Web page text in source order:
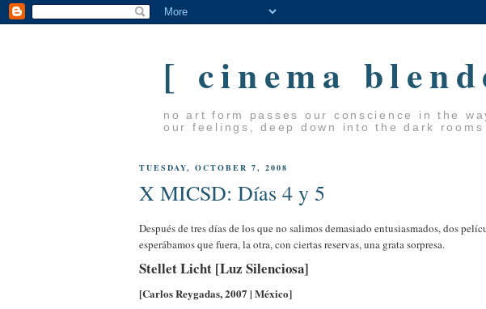
[ cinema
no art form passes our conscience in the
our feelings, deep down into the dark
TUESDAY, OCTOBER 7, 2008
X MICSD: Días 4 y 5
Después de tres días de los que no salimos demasiado entusiasmados, dos
esperábamos que fuera, la otra, con ciertas reservas, una grata sorpresa.
Stellet Licht [Luz Silenciosa]
[Carlos Reygadas, 2007 | México]